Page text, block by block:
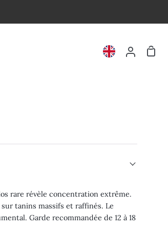
Mon
rare révèle concentration extrême.
tanins massifs et raffinés. Le
Garde recommandée de 12 à 18